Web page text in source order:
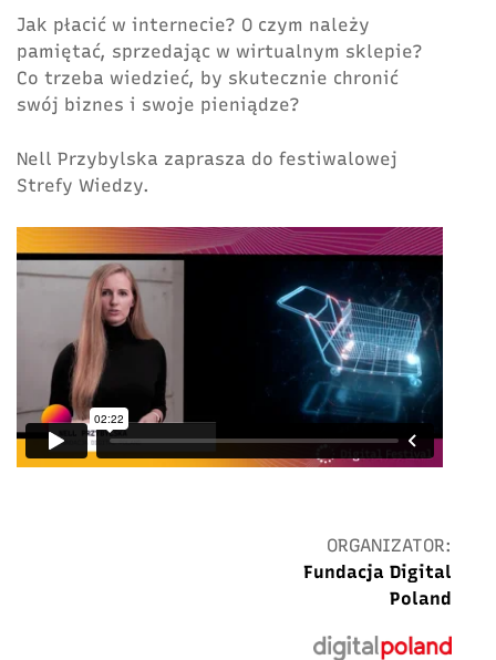
Jak płacić w internecie? O czym należy
pamiętać, sprzedając w wirtualnym sklepie?
Co trzeba wiedzieć, by skutecznie chronić
swój biznes i swoje pieniądze?
Nell Przybylska zaprasza do festiwalowej
Strefy Wiedzy.
ORGANIZATOR:
Fundacja Digital
Poland